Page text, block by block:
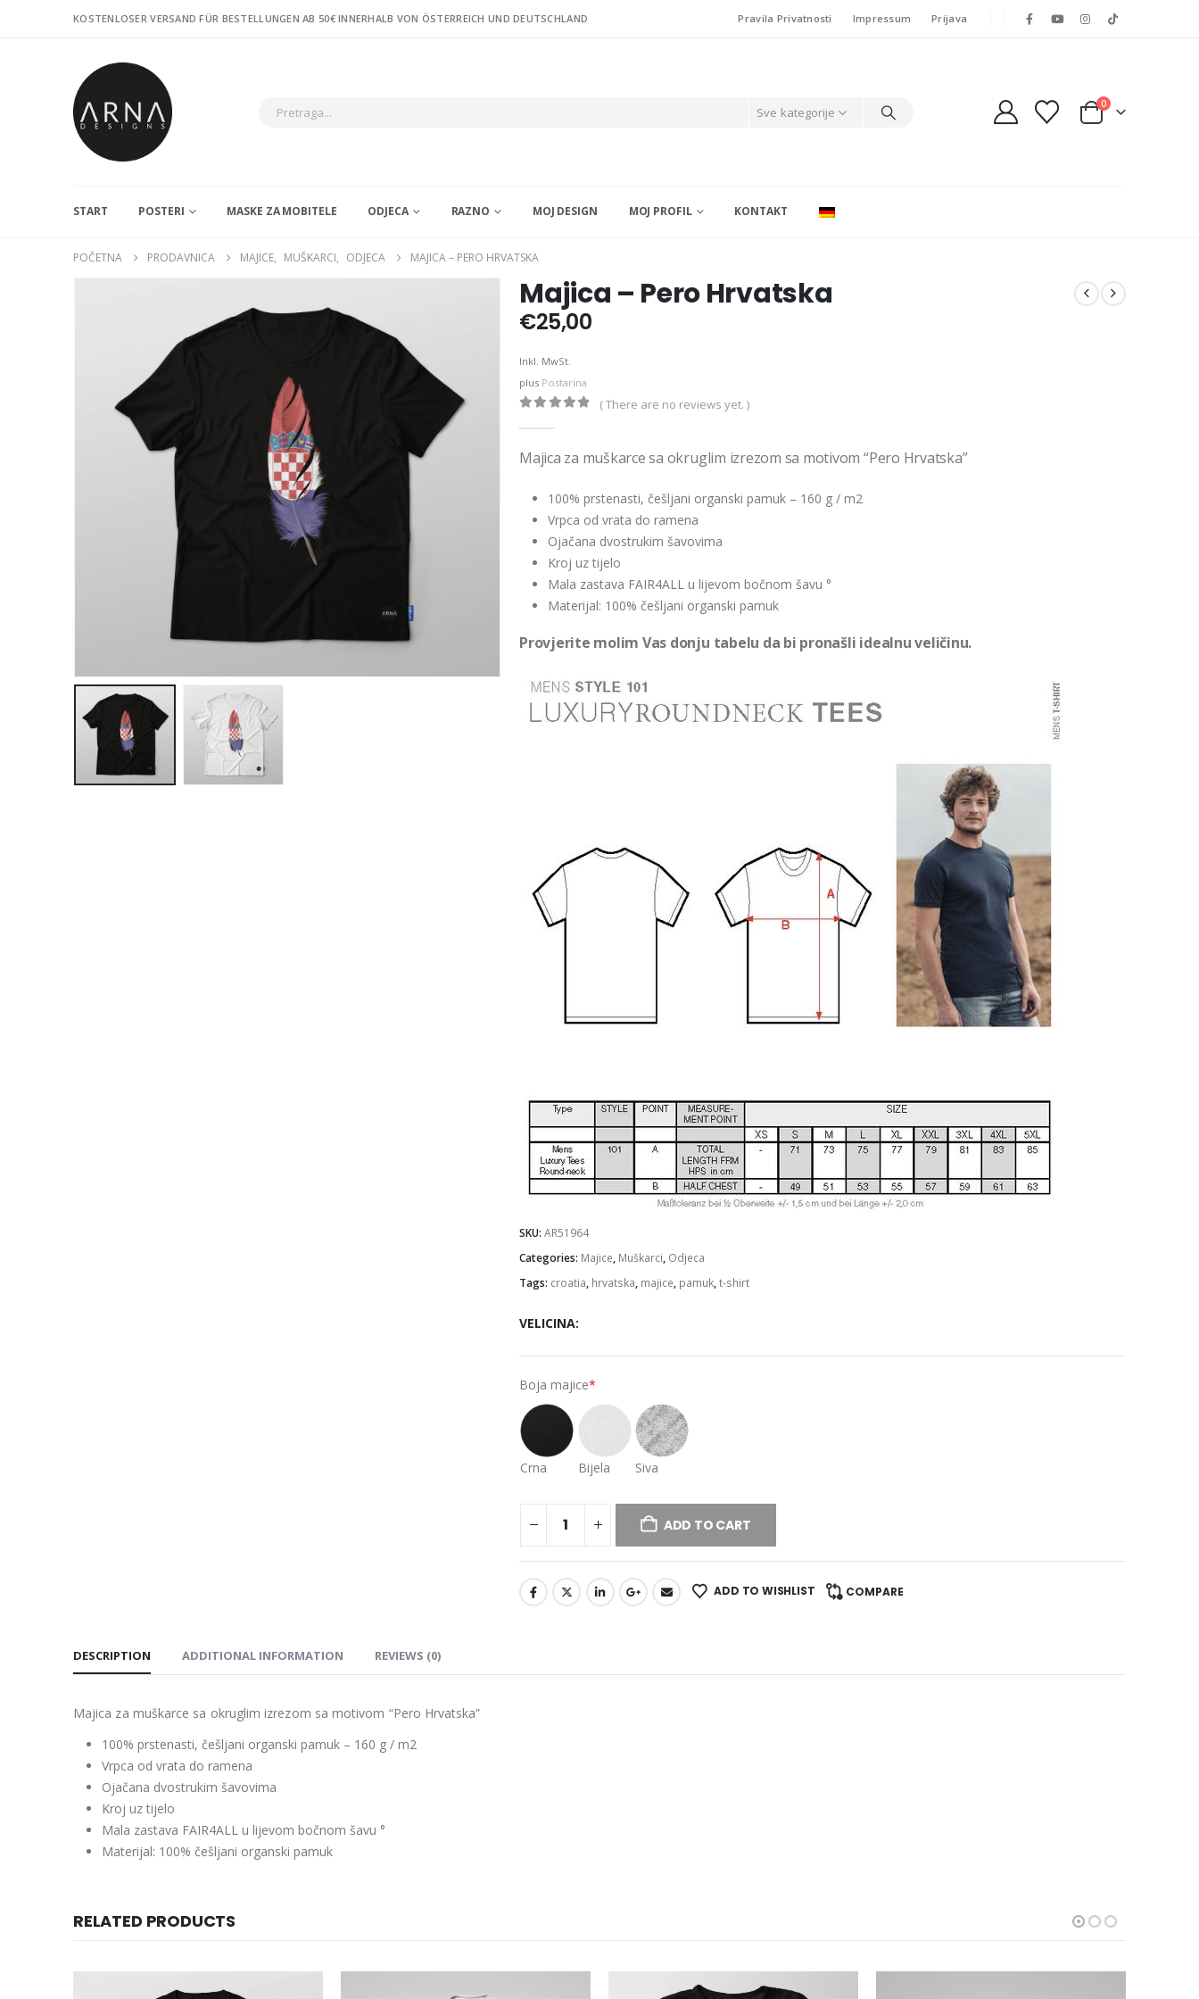
KOSTENLOSER VERSAND FÜR BESTELLUNGEN AB 50€ INNERHALB VON ÖSTERREICH UND DEUTSCHLAND Pravila Privatnosti Impressum Prijava
Sve kategorije
0
START POSTERI MASKE ZA MOBITELE ODJECA RAZNO MOJ DESIGN MOJ PROFIL KONTAKT
POČETNA PRODAVNICA MAJICE, MUŠKARCI, ODJECA MAJICA – PERO HRVATSKA
Majica – Pero Hrvatska
€25,00
Inkl. MwSt.
plus Postarina
( There are no reviews yet. )
Majica za muškarce sa okruglim izrezom sa motivom “Pero Hrvatska”
100% prstenasti, češljani organski pamuk – 160 g / m2
Vrpca od vrata do ramena
Ojačana dvostrukim šavovima
Kroj uz tijelo
Mala zastava FAIR4ALL u lijevom bočnom šavu °
Materijal: 100% češljani organski pamuk
Provjerite molim Vas donju tabelu da bi pronašli idealnu veličinu.
SKU: AR51964
Categories: Majice, Muškarci, Odjeca
Tags: croatia, hrvatska, majice, pamuk,t-shirt
VELICINA
Boja majice*
Crna Bijela Siva
ADD TO CART
ADD TO WISHLIST COMPARE
DESCRIPTION ADDITIONAL INFORMATION REVIEWS (0)
Majica za muškarce sa okruglim izrezom sa motivom “Pero Hrvatska”
100% prstenasti, češljani organski pamuk – 160 g / m2
Vrpca od vrata do ramena
Ojačana dvostrukim šavovima
Kroj uz tijelo
Mala zastava FAIR4ALL u lijevom bočnom šavu °
Materijal: 100% češljani organski pamuk
RELATED PRODUCTS